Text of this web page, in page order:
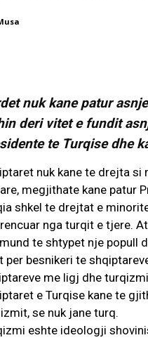
nuk kane patur
deri vitet e fundit
te Turqise dhe
nuk kane te drejta
megjithate kane patur
shkel te drejtat e
nga turqit e tjere.
te shtypet nje popull
per besnikeri te
me ligj dhe
e Turqise kane te
se nuk jane turq.
eshte ideologji